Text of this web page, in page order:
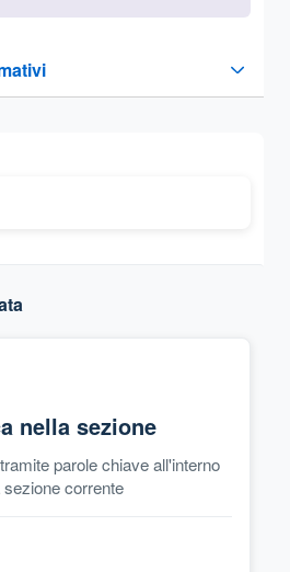
nella sezione
parole chiave all'interno
sezione corrente